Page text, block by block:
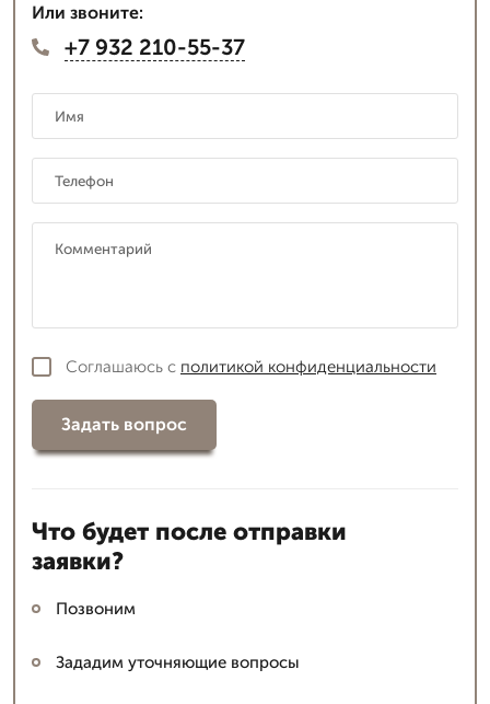
Или звоните:
+7 932 210-55-37
Соглашаюсь с политикой конфиденциальности
Задать вопрос
Что будет после отправки
заявки?
Позвоним
Зададим уточняющие вопросы